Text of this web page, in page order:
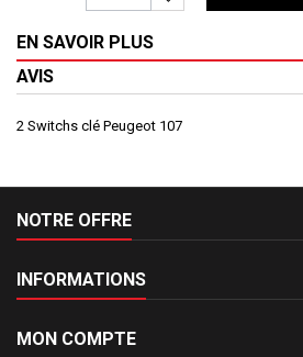
EN SAVOIR PLUS
AVIS
2 Switchs clé Peugeot 107
NOTRE OFFRE
INFORMATIONS
MON COMPTE